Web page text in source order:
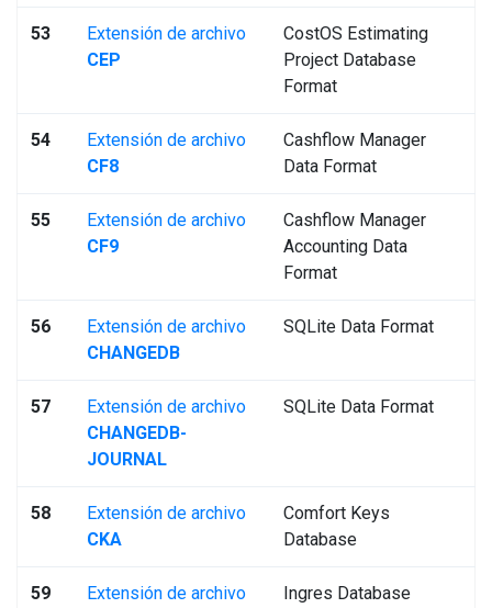
53
Extensión de archivo
CEP
CostOS Estimating
Project Database
Format
54
Extensión de archivo
CF8
Cashflow Manager
Data Format
55
Extensión de archivo
CF9
Cashflow Manager
Accounting Data
Format
56
Extensión de archivo
CHANGEDB
SQLite Data Format
57
Extensión de archivo
CHANGEDB-
JOURNAL
SQLite Data Format
58
Extensión de archivo
CKA
Comfort Keys
Database
59
Extensión de archivo
Ingres Database